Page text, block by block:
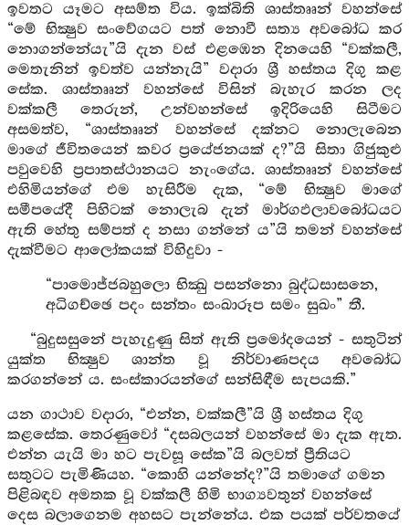
ඉවතට යෑමට අසම්ත විය. ඉක්බිති ශාස්තෲන් වහන්සේ
“මේ භික්‍ෂුව සංවේගයට පත් නොවී සත්‍ය අවබෝධ කර
නොගන්නේයැ”යි දැන වස් එළඹෙන දිනයෙහි “වක්කලී,
මෙතැනින් ඉවත්ව යන්නැයි” වදාරා ශ්‍රී හස්තය දිගු කළ
සේක. ශාස්තෲන් වහන්සේ විසින් බැහැර කරන ලද
වක්කලී තෙරුන්, උන්වහන්සේ ඉදිරියෙහි සිටීමට
අසමත්ව, “ශාස්තෲන් වහන්සේ දක්නට නොලැබෙන
මාගේ ජීවිතයෙන් කවර ප්‍රයේජනයක් ද?”යි සිතා ගිජුකුළු
පවුවෙහි ප්‍රපාතස්ථානයට නැංගේය. ශාස්තෲන් වහන්සේ
එහිමියන්ගේ එම හැසිරීම දැක, “මේ භික්‍ෂුව මාගේ
සමීපයේදී පිහිටක් නොලැබ දැන් මාර්ගඵලාවබෝධයට
ඇති හේතු සම්පත් ද නසා ගන්නේ ය”යි තමන් වහන්සේ
දැක්වීමට ආලෝකයක් විහිදුවා -
“පාමොජ්ජබහුලො භික්‍ඛු පසන්නො බුද්ධසාසනෙ,
අධිගච්ඡෙ පදං සන්තං සංඛාරූප සමං සුඛං” තී.
“බුදුසසුනේ පැහැදුණු සිත් ඇති ප්‍රමෝදයෙන් - සතුටින්
යුක්ත භික්‍ෂුව ශාන්ත වූ නිර්වාණපදය අවබෝධ
කරගන්නේ ය. සංස්කාරයන්ගේ සන්සිඳීම සැපයකි.”
යන ගාථාව වදාරා, “එන්න, වක්කලී”යි ශ්‍රී හස්තය දිගු
කළසේක. තෙරණුවෝ “දසබලයන් වහන්සේ මා දැක ඇත.
එන්න යැයි මා හට පැවසූ සේක”යි බලවත් ප්‍රීතියට
සතුටට පැමිණියහ. “කොහි යන්නේද?”යි තමාගේ ගමන
පිළිබඳව අමතක වූ වක්කලී හිමි භාග්‍යවතුන් වහන්සේ
දෙස බලාගෙනම අහසට පැන්නේය. එක පයක් පර්වතයේ